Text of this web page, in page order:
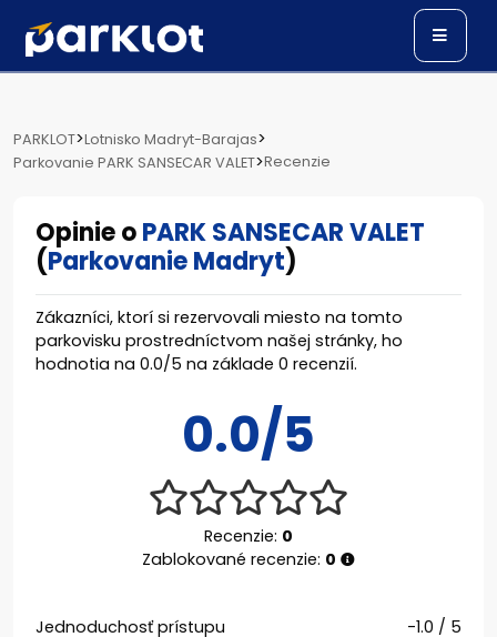
PARKLOT>Lotnisko Madryt-Barajas>
Parkovanie PARK SANSECAR VALET>Recenzie
Opinie oPARK SANSECAR VALET
(Parkovanie Madryt)
Zákazníci, ktorí si rezervovali miesto na tomto
parkovisku prostredníctvom našej stránky, ho
hodnotia na 0.0/5 na základe 0 recenzií.
0.0/5
Recenzie: 0
Zablokované recenzie: 0
Jednoduchosť prístupu -1.0 / 5